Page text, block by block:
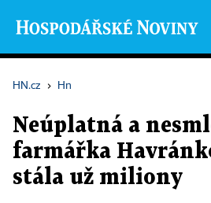
HN.cz › Hn
Neúplatná a
farmářka
stála už miliony